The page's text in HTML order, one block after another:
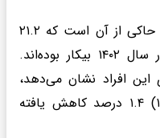
نرخ بیکاری جوانان ۱۵ تا ۲۴ ساله حاکی از آن است که ۲۱.۲
درصد از فعالان این گروه سنی در سال ۱۴۰۲ بیکار بوده‌اند.
این افراد نشان می‌دهد،
این نرخ نسبت به سال قبل (۱۴۰۱) ۱.۴ درصد کاهش یافته